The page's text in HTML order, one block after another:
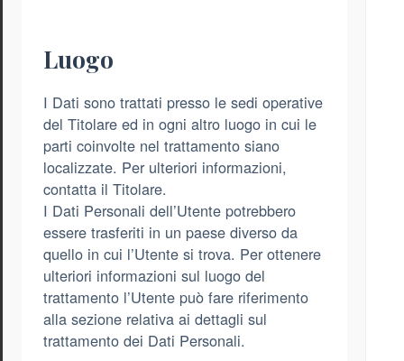
Luogo
I Dati sono trattati presso le sedi operative
del Titolare ed in ogni altro luogo in cui le
parti coinvolte nel trattamento siano
localizzate. Per ulteriori informazioni,
contatta il Titolare.
I Dati Personali dell’Utente potrebbero
essere trasferiti in un paese diverso da
quello in cui l’Utente si trova. Per ottenere
ulteriori informazioni sul luogo del
trattamento l’Utente può fare riferimento
alla sezione relativa ai dettagli sul
trattamento dei Dati Personali.